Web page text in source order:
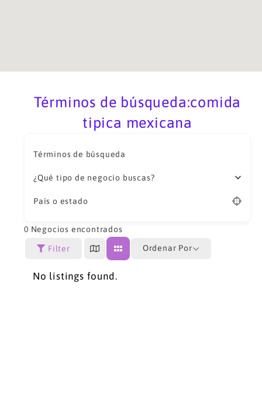
Términos de búsqueda:comida
tipica mexicana
Términos de búsqueda
¿Qué tipo de negocio buscas?
País o estado
0 Negocios encontrados
Filter Ordenar Por
No listings found.